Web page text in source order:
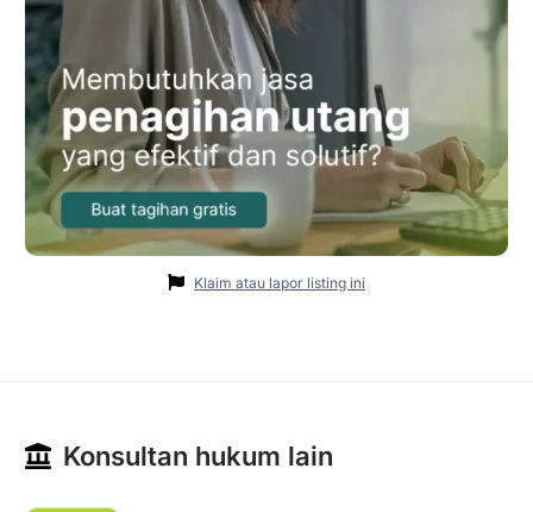
Klaim atau lapor listing ini
Konsultan hukum lain